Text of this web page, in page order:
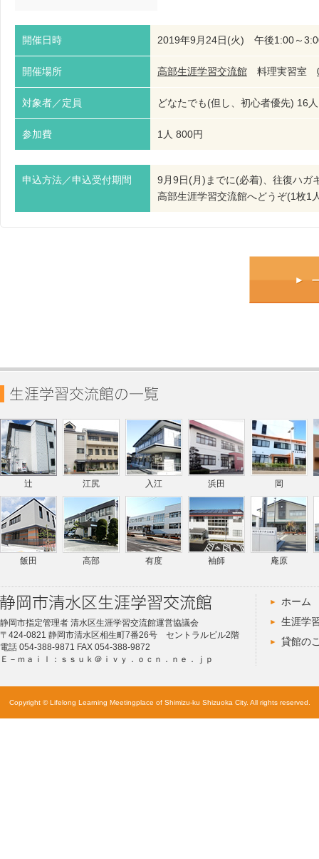
開催日時 2019年9月24日(火) 午後1:00～
開催場所 高部生涯学習交流館 料理実習室
対象者／定員 どなたでも(但し、初心者優先) 16人
参加費 1人 800円
申込方法／申込受付期間
9月9日(月)までに(必着)、往復ハガ
高部生涯学習交流館へどうぞ(1枚1
辻 江尻 入江 浜田 岡
飯田 高部 有度 袖師 庵原
静岡市指定管理者 清水区生涯学習交流館運営協議会
〒424-0821 静岡市清水区相生町7番26号 セントラルビル2階
電話 054-388-9871 FAX 054-388-9872
Ｅ－ｍａｉｌ：ｓｓｕｋ＠ｉｖｙ．ｏｃｎ．ｎｅ．ｊｐ
ホーム
生涯学
貸館の
Copyright © Lifelong Learning Meetingplace of Shimizu-ku Shizuoka City. All rights reserved.